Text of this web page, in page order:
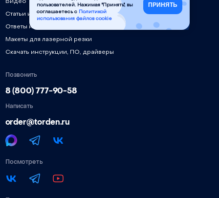
Видео
Статьи и руководства
Ответы на частые вопросы
Макеты для лазерной резки
Скачать инструкции, ПО, драйверы
Позвонить
8 (800) 777-90-58
Написать
order@torden.ru
Посмотреть
пользователей. Нажимая "Принять", вы
соглашаетесь с
Политикой
использования файлов cookie
ПРИНЯТЬ